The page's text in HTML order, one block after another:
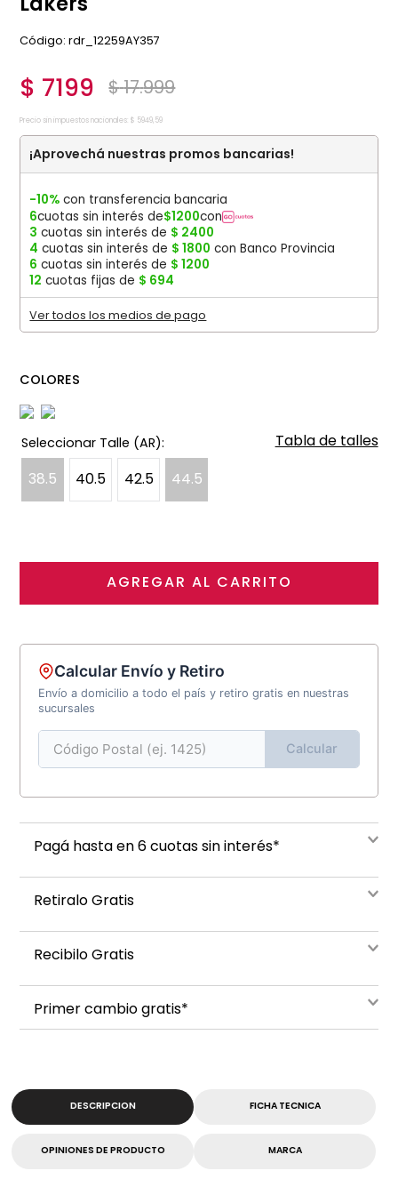
:rdr_12259AY357
$ 7199 $17.999
Precio sin impuestos nacionales: $ 5949,59
¡Aprovechá nuestras promos bancarias!
-10% con transferencia bancaria
6cuotas sin interés de$1200con
3 cuotas sin interés de $ 2400
4 cuotas sin interés de $ 1800 con Banco Provincia
6 cuotas sin interés de $ 1200
12 cuotas fijas de $ 694
Ver todos los medios de pago
COLORES
38.5 40.5 42.5 44.5
Tabla de talles
AGREGAR AL CARRITO
Calcular Envío y Retiro
Envío a domicilio a todo el país y retiro gratis en nuestras
sucursales
Calcular
Pagá hasta en 6 cuotas sin interés*
Retiralo Gratis
Recibilo Gratis
Primer cambio gratis*
DESCRIPCION FICHA TECNICA
OPINIONES DE PRODUCTO MARCA